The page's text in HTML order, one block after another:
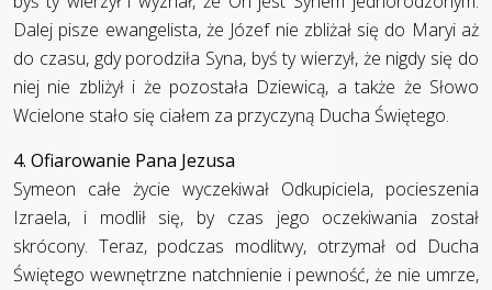
Dalej pisze ewangelista, że Józef nie zbliżał się do Maryi aż
do czasu, gdy porodziła Syna, byś ty wierzył, że nigdy się do
niej nie zbliżył i że pozostała Dziewicą, a także że Słowo
Wcielone stało się ciałem za przyczyną Ducha Świętego.
4. Ofiarowanie Pana Jezusa
Symeon całe życie wyczekiwał Odkupiciela, pocieszenia
Izraela, i modlił się, by czas jego oczekiwania został
skrócony. Teraz, podczas modlitwy, otrzymał od Ducha
Świętego wewnętrzne natchnienie i pewność, że nie umrze,